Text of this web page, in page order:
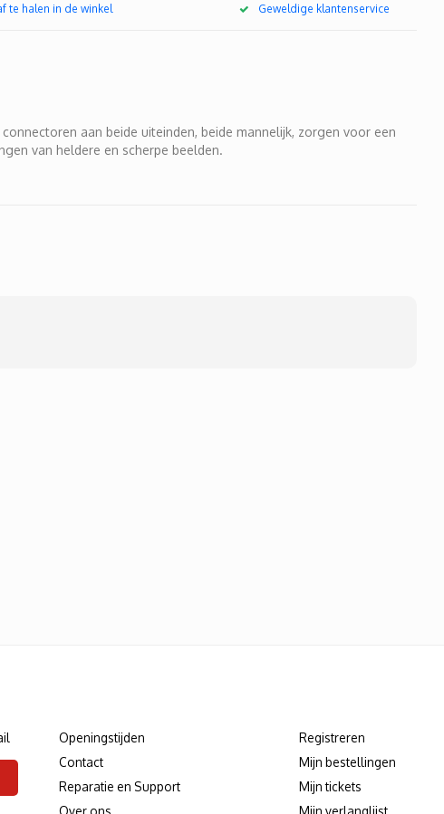
te halen in de winkel Geweldige klantenservice
aan beide uiteinden, beide mannelijk, zorgen voor een
van heldere en scherpe beelden.
Openingstijden
Contact
Reparatie en Support
Over ons
Registreren
Mijn bestellingen
Mijn tickets
Mijn verlanglijst